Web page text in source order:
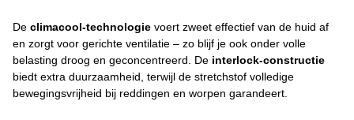
De climacool-technologie voert zweet effectief van de huid af
en zorgt voor gerichte ventilatie – zo blijf je ook onder volle
belasting droog en geconcentreerd. De interlock-constructie
biedt extra duurzaamheid, terwijl de stretchstof volledige
bewegingsvrijheid bij reddingen en worpen garandeert.